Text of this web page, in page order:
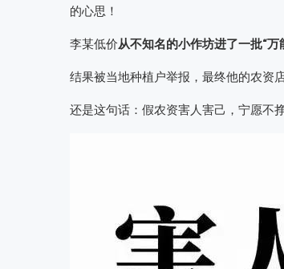
的心思！
李某低价从不知名的小作坊进了一批“万
结果被当地种植户举报，最终他的农资店
还是这句话：假农资害人害己，宁愿不